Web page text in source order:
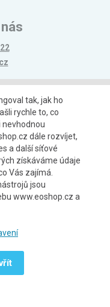
tak, jak ho
rychle to, co
nevhodnou
dále rozvíjet,
a další síťové
získáváme údaje
Vás zajímá.
jsou
www.eoshop.cz a